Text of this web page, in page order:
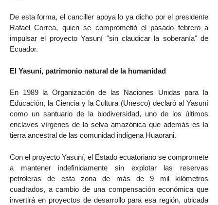
De esta forma, el canciller apoya lo ya dicho por el presidente
Rafael Correa, quien se comprometió el pasado febrero a
impulsar el proyecto Yasuní "sin claudicar la soberanía" de
Ecuador.
El Yasuní, patrimonio natural de la humanidad
En 1989 la Organización de las Naciones Unidas para la
Educación, la Ciencia y la Cultura (Unesco) declaró al Yasuní
como un santuario de la biodiversidad, uno de los últimos
enclaves vírgenes de la selva amazónica que además es la
tierra ancestral de las comunidad indígena Huaorani.
Con el proyecto Yasuní, el Estado ecuatoriano se compromete
a mantener indefinidamente sin explotar las reservas
petroleras de esta zona de más de 9 mil kilómetros
cuadrados, a cambio de una compensación económica que
invertirá en proyectos de desarrollo para esa región, ubicada